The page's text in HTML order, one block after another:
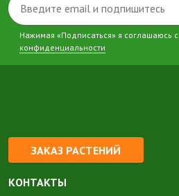
Нажимая «Подписаться» я соглашаюсь с
конфиденциальности
ЗАКАЗ РАСТЕНИЙ
КОНТАКТЫ